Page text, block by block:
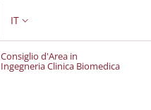
SELETTORE LINGUA:
IT
Consiglio d'Area in
Ingegneria Clinica Biomedica